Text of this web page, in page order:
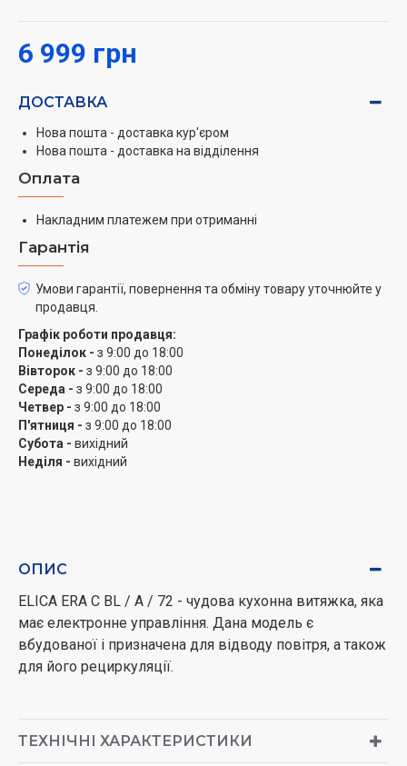
6 999 грн
ДОСТАВКА
Нова пошта - доставка кур'єром
Нова пошта - доставка на відділення
Оплата
Накладним платежем при отриманні
Гарантія
Умови гарантії, повернення та обміну товару уточнюйте у
продавця.
Графік роботи продавця:
Понеділок - з 9:00 до 18:00
Вівторок - з 9:00 до 18:00
Середа - з 9:00 до 18:00
Четвер - з 9:00 до 18:00
П'ятниця - з 9:00 до 18:00
Субота - вихідний
Неділя - вихідний
ОПИС
ELICA ERA C BL / A / 72 - чудова кухонна витяжка, яка
має електронне управління. Дана модель є
вбудованої і призначена для відводу повітря, а також
для його рециркуляції.
ТЕХНІЧНІ ХАРАКТЕРИСТИКИ